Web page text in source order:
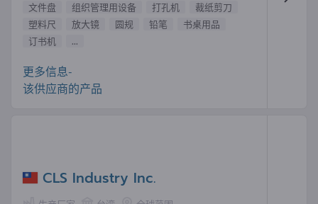
文件盘 组织管理用设备 打孔机
裁纸剪刀
塑料尺
放大镜 圆规 铅笔
书桌用品
订书机
...
更多信息-
该供应商的产品
CLS Industry Inc.